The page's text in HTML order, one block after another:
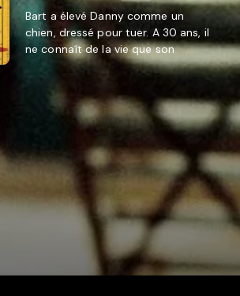
Bart a élevé Danny comme un
chien, dressé pour tuer. A 30 ans, il
ne connaît de la vie que son
maître, la pièce dans laquelle il est